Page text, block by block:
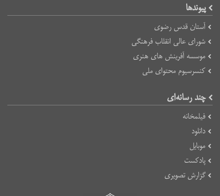
پیوند‌ها
آستان قدس رضوی
شورای عالی انقلاب فرهنگی
موسسه آفرینش های هنری
کنسرسیوم محتوای ملی
چند رسانه‌ای
فیلمخانه
دانلود
موبایل
پادکست
گزارش تصویری